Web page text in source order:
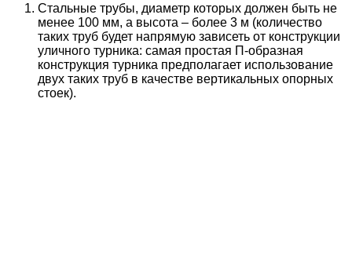
Стальные трубы, диаметр которых должен быть не
менее 100 мм, а высота – более 3 м (количество
таких труб будет напрямую зависеть от конструкции
уличного турника: самая простая П-образная
конструкция турника предполагает использование
двух таких труб в качестве вертикальных опорных
стоек).